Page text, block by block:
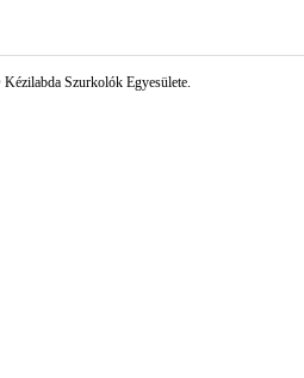
Szurkolók Egyesülete.